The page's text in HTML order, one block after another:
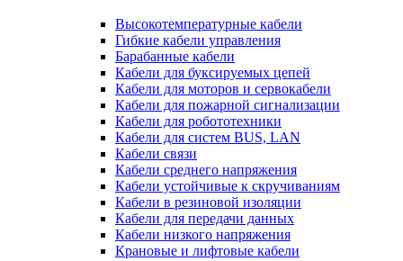
Высокотемпературные кабели
Гибкие кабели управления
Барабанные кабели
Кабели для буксируемых цепей
Кабели для моторов и сервокабели
Кабели для пожарной сигнализации
Кабели для робототехники
Кабели для систем BUS, LAN
Кабели связи
Кабели среднего напряжения
Кабели устойчивые к скручиваниям
Кабели в резиновой изоляции
Кабели для передачи данных
Кабели низкого напряжения
Крановые и лифтовые кабели